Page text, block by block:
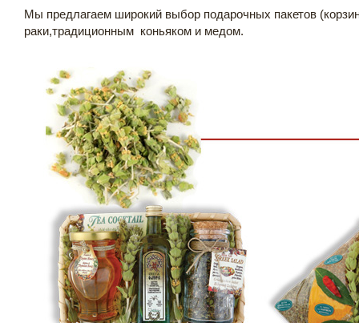
Мы предлагаем широкий выбор подарочных пакетов
раки,традиционным коньяком и медом.